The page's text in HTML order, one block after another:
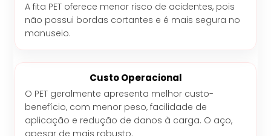
A fita PET oferece menor risco de acidentes, pois
não possui bordas cortantes e é mais segura no
manuseio.
Custo Operacional
O PET geralmente apresenta melhor custo-
benefício, com menor peso, facilidade de
aplicação e redução de danos à carga. O aço,
apesar de mais robusto.